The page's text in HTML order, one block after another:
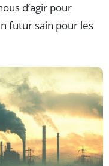
d’agir pour
futur sain pour les